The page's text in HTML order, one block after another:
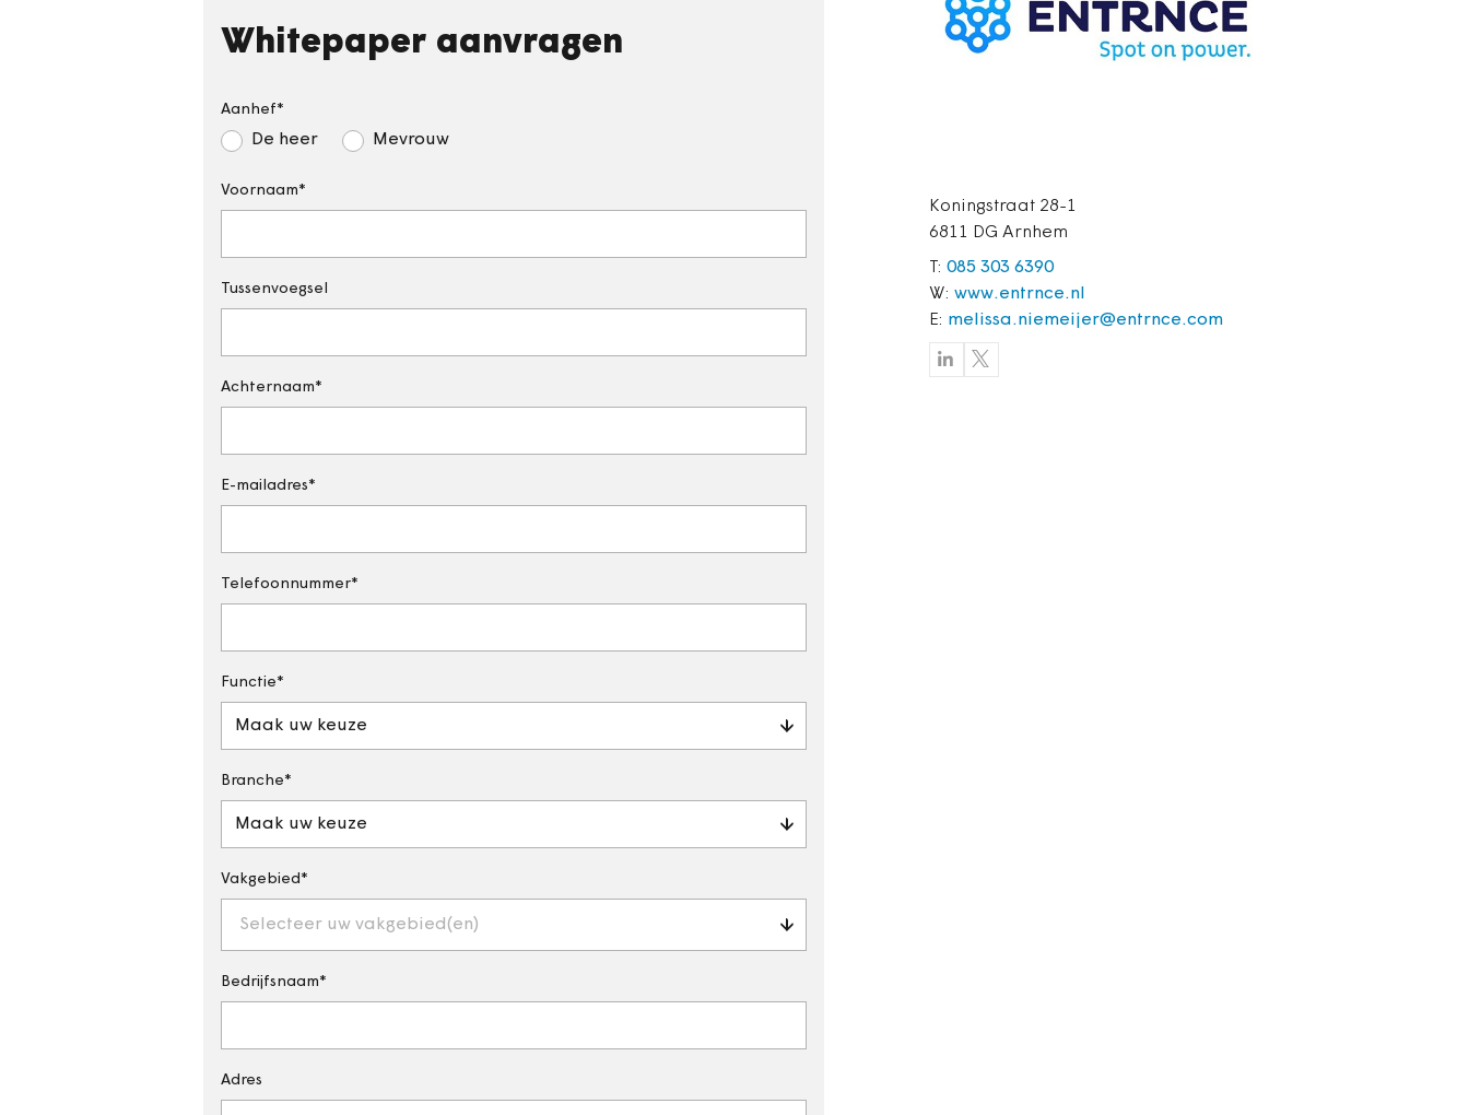
Whitepaper aanvragen
Aanhef
De heer Mevrouw
Voornaam
Tussenvoegsel
Achternaam
E-mailadres
Telefoonnummer
Functie
Maak uw keuze
Branche
Maak uw keuze
Vakgebied
Selecteer uw vakgebied(en)
Bedrijfsnaam
Adres
Koningstraat 28-1
6811 DG Arnhem
T: 085 303 6390
W: www.entrnce.nl
E: melissa.niemeijer@entrnce.com